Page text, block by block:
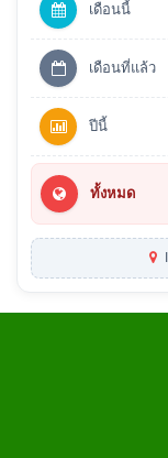
เดือนนี้
เดือนที่แล้ว
ปีนี้
ทั้งหมด